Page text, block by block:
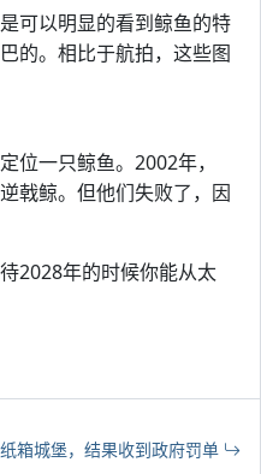
可以明显的看到鲸鱼的特
的。相比于航拍，这些图
位一只鲸鱼。2002年，
戟鲸。但他们失败了，因
2028年的时候你能从太
箱城堡，结果收到政府罚单